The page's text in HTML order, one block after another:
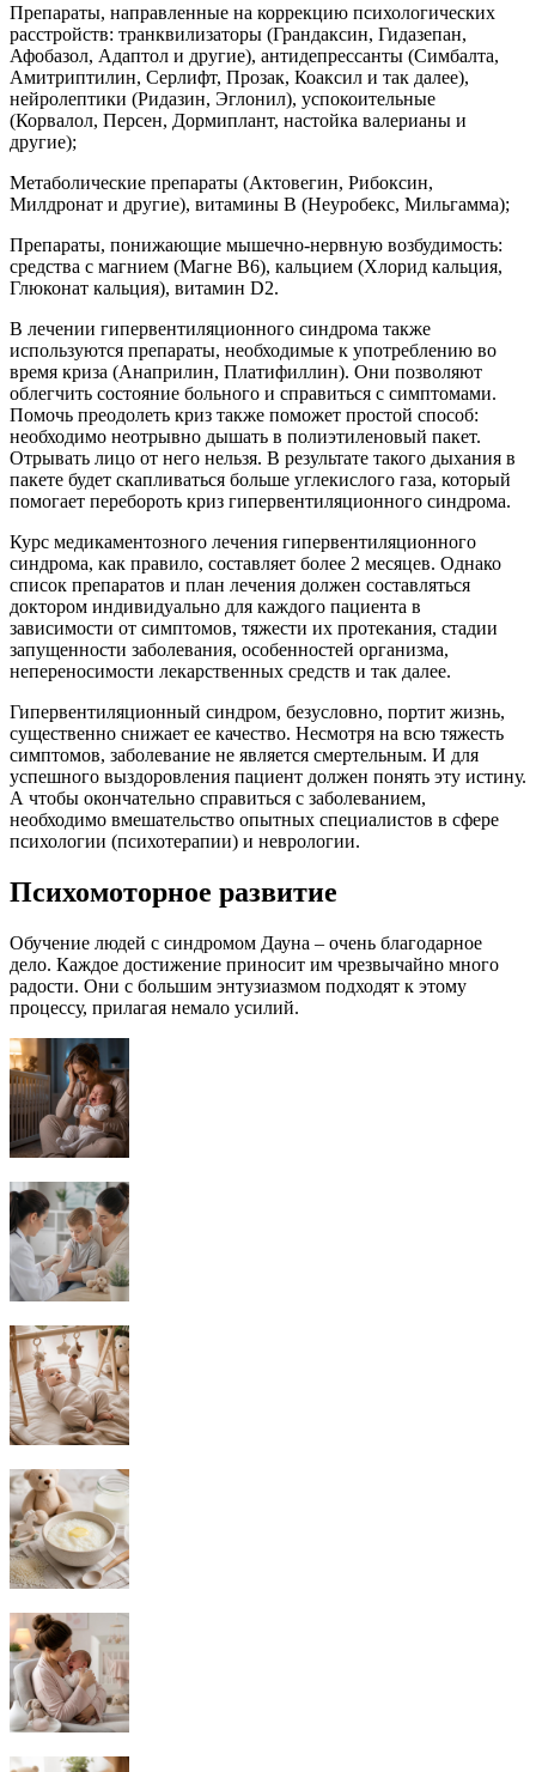
Препараты, направленные на коррекцию психологических
расстройств: транквилизаторы (Грандаксин, Гидазепан,
Афобазол, Адаптол и другие), антидепрессанты (Симбалта,
Амитриптилин, Серлифт, Прозак, Коаксил и так далее),
нейролептики (Ридазин, Эглонил), успокоительные
(Корвалол, Персен, Дормиплант, настойка валерианы и
другие);
Метаболические препараты (Актовегин, Рибоксин,
Милдронат и другие), витамины В (Неуробекс, Мильгамма);
Препараты, понижающие мышечно-нервную возбудимость:
средства с магнием (Магне В6), кальцием (Хлорид кальция,
Глюконат кальция), витамин D2.
В лечении гипервентиляционного синдрома также
используются препараты, необходимые к употреблению во
время криза (Анаприлин, Платифиллин). Они позволяют
облегчить состояние больного и справиться с симптомами.
Помочь преодолеть криз также поможет простой способ:
необходимо неотрывно дышать в полиэтиленовый пакет.
Отрывать лицо от него нельзя. В результате такого дыхания в
пакете будет скапливаться больше углекислого газа, который
помогает перебороть криз гипервентиляционного синдрома.
Курс медикаментозного лечения гипервентиляционного
синдрома, как правило, составляет более 2 месяцев. Однако
список препаратов и план лечения должен составляться
доктором индивидуально для каждого пациента в
зависимости от симптомов, тяжести их протекания, стадии
запущенности заболевания, особенностей организма,
непереносимости лекарственных средств и так далее.
Гипервентиляционный синдром, безусловно, портит жизнь,
существенно снижает ее качество. Несмотря на всю тяжесть
симптомов, заболевание не является смертельным. И для
успешного выздоровления пациент должен понять эту истину.
А чтобы окончательно справиться с заболеванием,
необходимо вмешательство опытных специалистов в сфере
психологии (психотерапии) и неврологии.
Психомоторное развитие
Обучение людей с синдромом Дауна – очень благодарное
дело. Каждое достижение приносит им чрезвычайно много
радости. Они с большим энтузиазмом подходят к этому
процессу, прилагая немало усилий.